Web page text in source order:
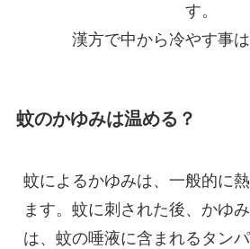
す。
漢方で中から冷やす事は
蚊のかゆみは温める？
蚊によるかゆみは、一般的に
ます。蚊に刺された後、かゆ
は、蚊の唾液に含まれるタン